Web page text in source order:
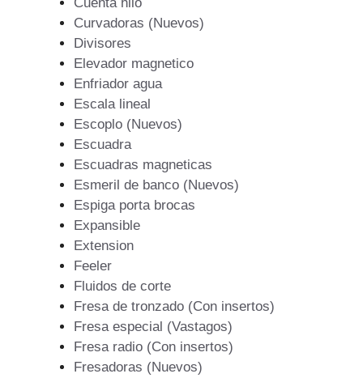
Curvadoras (Nuevos)
Divisores
Elevador magnetico
Enfriador agua
Escala lineal
Escoplo (Nuevos)
Escuadra
Escuadras magneticas
Esmeril de banco (Nuevos)
Espiga porta brocas
Expansible
Extension
Feeler
Fluidos de corte
Fresa de tronzado (Con insertos)
Fresa especial (Vastagos)
Fresa radio (Con insertos)
Fresadoras (Nuevos)